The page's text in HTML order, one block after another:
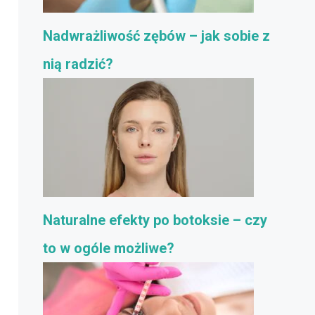
Nadwrażliwość zębów – jak sobie z
nią radzić?
Naturalne efekty po botoksie – czy
to w ogóle możliwe?